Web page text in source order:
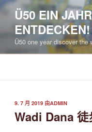
跳
Ü50 EIN
ENTDECKEN!
Ü50 one year discover the
发
布
于
9. 7 月 2019 由ADMIN
Wadi Dana 徒